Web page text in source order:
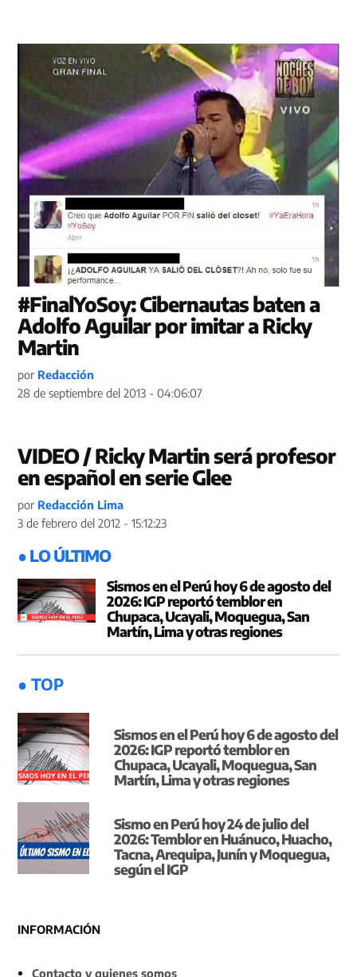
#FinalYoSoy: Cibernautas baten a
Adolfo Aguilar por imitar a Ricky
Martin
por Redacción
28 de septiembre del 2013 - 04:06:07
VIDEO / Ricky Martin será profesor
en español en serie Glee
por Redacción Lima
3 de febrero del 2012 - 15:12:23
● LO ÚLTIMO
Sismos en el Perú hoy 6 de agosto del
2026: IGP reportó temblor en
Chupaca, Ucayali, Moquegua, San
Martín, Lima y otras regiones
● TOP
Sismos en el Perú hoy 6 de agosto del
2026: IGP reportó temblor en
Chupaca, Ucayali, Moquegua, San
Martín, Lima y otras regiones
Sismo en Perú hoy 24 de julio del
2026: Temblor en Huánuco, Huacho,
Tacna, Arequipa, Junín y Moquegua,
según el IGP
INFORMACIÓN
Contacto y quienes somos